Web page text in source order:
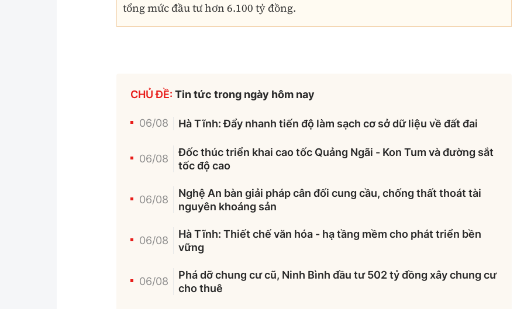
tổng mức đầu tư hơn 6.100 tỷ đồng.
CHỦ ĐỀ: Tin tức trong ngày hôm nay
06/08 Hà Tĩnh: Đẩy nhanh tiến độ làm sạch cơ sở dữ liệu về đất đai
06/08
Đốc thúc triển khai cao tốc Quảng Ngãi - Kon Tum và đường sắt
tốc độ cao
06/08
Nghệ An bàn giải pháp cân đối cung cầu, chống thất thoát tài
nguyên khoáng sản
06/08
Hà Tĩnh: Thiết chế văn hóa - hạ tầng mềm cho phát triển bền
vững
06/08
Phá dỡ chung cư cũ, Ninh Bình đầu tư 502 tỷ đồng xây chung cư
cho thuê